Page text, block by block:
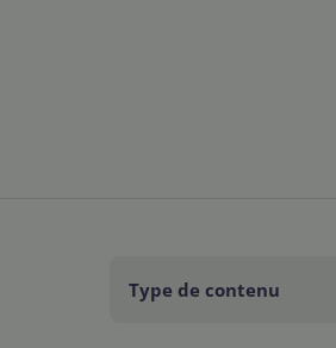
Type de contenu